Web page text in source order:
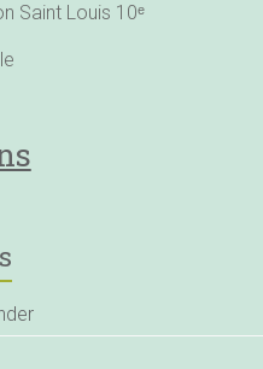
Saint Louis 10ᵉ